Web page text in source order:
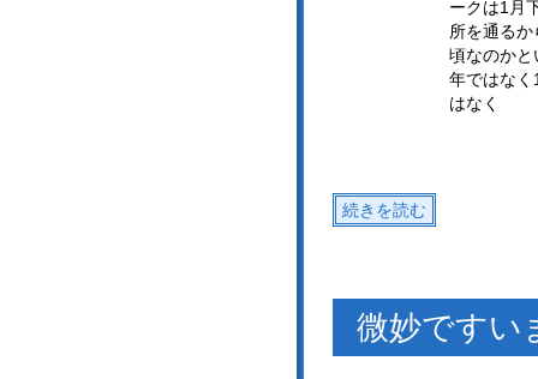
ークは1月
所を通る
頃なのかと
年ではなく
はなく
続きを読む
微妙ですい